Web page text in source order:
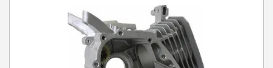
п. Коноша, ул. Советская, д. 72А
п. Вожега, ул. Советская, д. 15
г. Бабаево, ул. Свердлова, 3